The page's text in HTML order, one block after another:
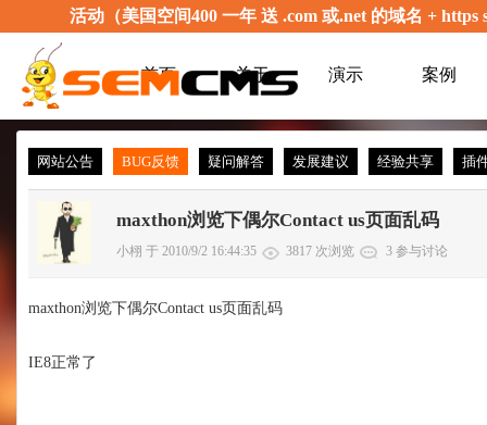
活动（美国空间400 一年 送 .com 或.net 的域名 +
首页 关于 演示 案例
网站公告 BUG反馈 疑问解答 发展建议 经验共享 插
maxthon浏览下偶尔Contact us页面乱码
小栩 于 2010/9/2 16:44:35 3817 次浏览 3 参与讨论
maxthon浏览下偶尔Contact us页面乱码
IE8正常了